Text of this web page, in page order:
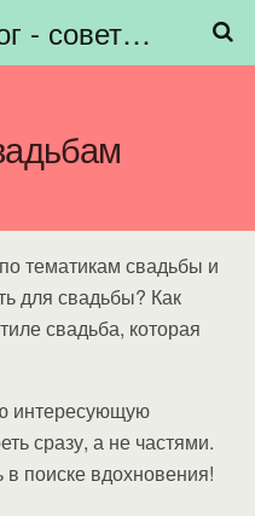
Свадебный блог - советы невестам, подготовка к свадьбе - HiBride
тематикам свадьбы и
для свадьбы? Как
свадьба, которая
интересующую
сразу, а не частями.
поиске вдохновения!